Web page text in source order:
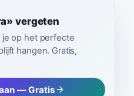
vergeten
je op het perfecte
hangen. Gratis,
— Gratis